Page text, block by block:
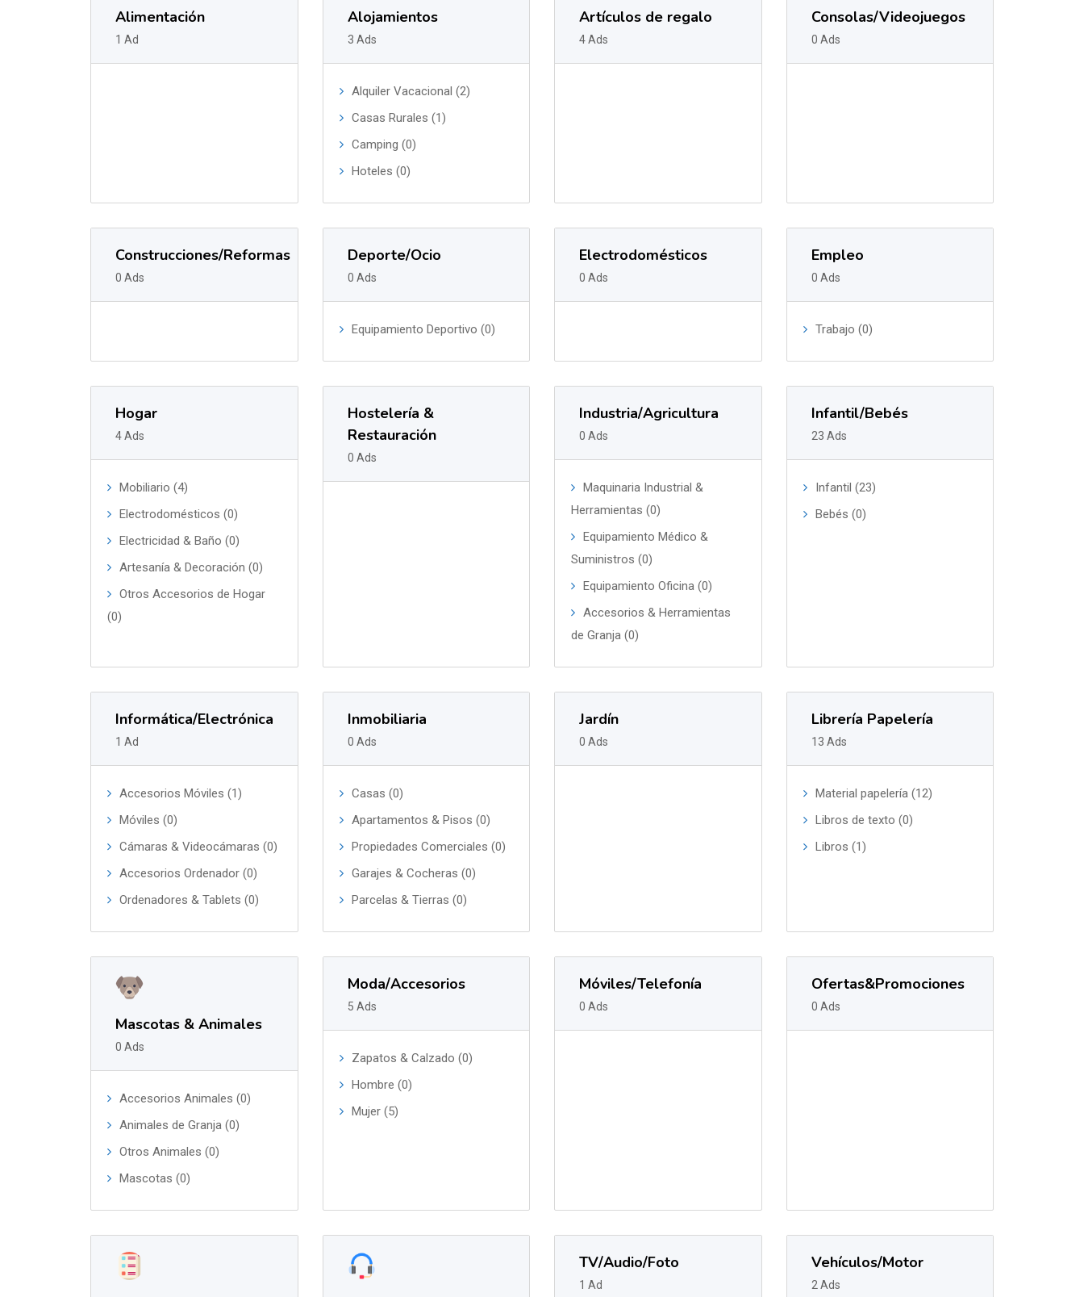
Alimentación
1 Ad
Alojamientos
3 Ads
Alquiler Vacacional (2)
Casas Rurales (1)
Camping (0)
Hoteles (0)
Artículos de regalo
4 Ads
Consolas/Videojuegos
0 Ads
Construcciones/Reformas
0 Ads
Deporte/Ocio
0 Ads
Equipamiento Deportivo (0)
Electrodomésticos
0 Ads
Empleo
0 Ads
Trabajo (0)
Hogar
4 Ads
Mobiliario (4)
Electrodomésticos (0)
Electricidad & Baño (0)
Artesanía & Decoración (0)
Otros Accesorios de Hogar
(0)
Hostelería &
Restauración
0 Ads
Industria/Agricultura
0 Ads
Maquinaria Industrial &
Herramientas (0)
Equipamiento Médico &
Suministros (0)
Equipamiento Oficina (0)
Accesorios & Herramientas
de Granja (0)
Infantil/Bebés
23 Ads
Infantil (23)
Bebés (0)
Informática/Electrónica
1 Ad
Accesorios Móviles (1)
Móviles (0)
Cámaras & Videocámaras (0)
Accesorios Ordenador (0)
Ordenadores & Tablets (0)
Inmobiliaria
0 Ads
Casas (0)
Apartamentos & Pisos (0)
Propiedades Comerciales (0)
Garajes & Cocheras (0)
Parcelas & Tierras (0)
Jardín
0 Ads
Librería Papelería
13 Ads
Material papelería (12)
Libros de texto (0)
Libros (1)
Mascotas & Animales
0 Ads
Accesorios Animales (0)
Animales de Granja (0)
Otros Animales (0)
Mascotas (0)
Moda/Accesorios
5 Ads
Zapatos & Calzado (0)
Hombre (0)
Mujer (5)
Móviles/Telefonía
0 Ads
Ofertas&Promociones
0 Ads
TV/Audio/Foto
1 Ad
Vehículos/Motor
2 Ads